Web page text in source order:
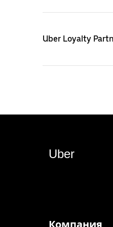
Uber Loyalty
Uber
Компания